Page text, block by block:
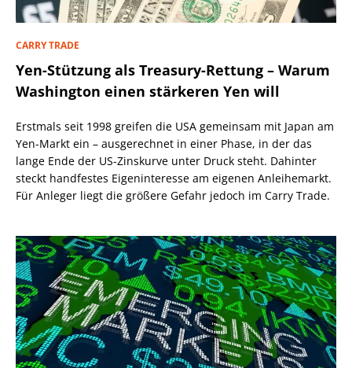
CARRY TRADE
Yen-Stützung als Treasury-Rettung – Warum
Washington einen stärkeren Yen will
Erstmals seit 1998 greifen die USA gemeinsam mit Japan am
Yen-Markt ein – ausgerechnet in einer Phase, in der das
lange Ende der US-Zinskurve unter Druck steht. Dahinter
steckt handfestes Eigeninteresse am eigenen Anleihemarkt.
Für Anleger liegt die größere Gefahr jedoch im Carry Trade.